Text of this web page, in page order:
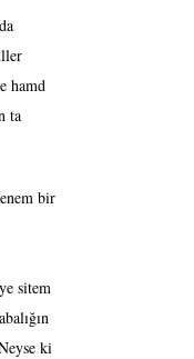
hamd
ta
bir
sitem
ki